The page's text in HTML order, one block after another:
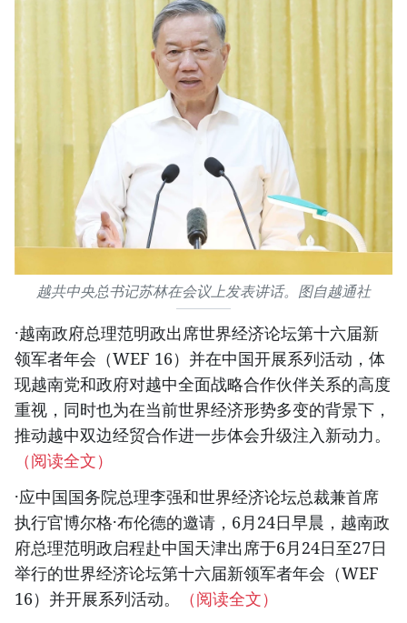
越共中央总书记苏林在会议上发表讲话。图自越通社
·越南政府总理范明政出席世界经济论坛第十六届新
领军者年会（WEF 16）并在中国开展系列活动，体
现越南党和政府对越中全面战略合作伙伴关系的高度
重视，同时也为在当前世界经济形势多变的背景下，
推动越中双边经贸合作进一步体会升级注入新动力。
（阅读全文）
·应中国国务院总理李强和世界经济论坛总裁兼首席
执行官博尔格·布伦德的邀请，6月24日早晨，越南政
府总理范明政启程赴中国天津出席于6月24日至27日
举行的世界经济论坛第十六届新领军者年会（WEF
16）并开展系列活动。
（阅读全文）